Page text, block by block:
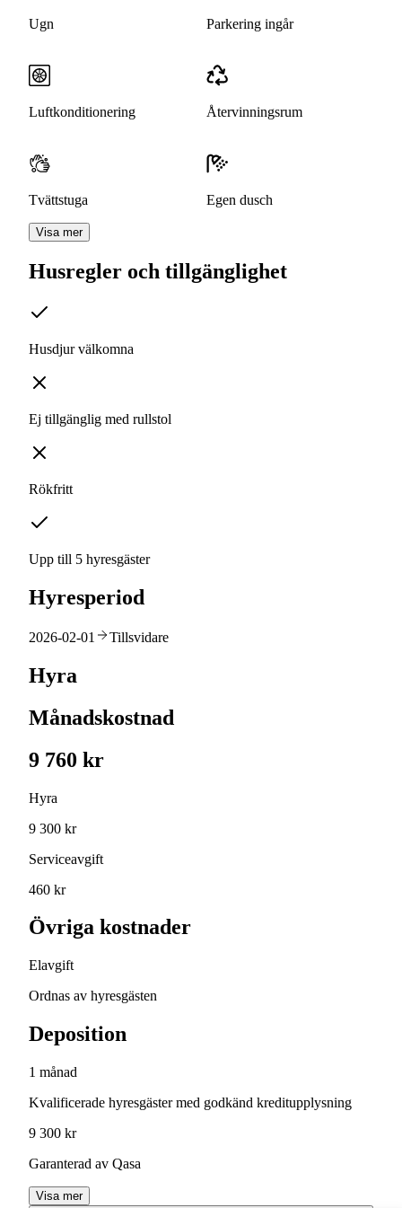
Ugn Parkering ingår
Luftkonditionering Återvinningsrum
Tvättstuga Egen dusch
Visa mer
Husregler och tillgänglighet
Husdjur välkomna
Ej tillgänglig med rullstol
Rökfritt
Upp till 5 hyresgäster
Hyresperiod
2026-02-01 Tillsvidare
Hyra
Månadskostnad
9 760 kr
Hyra
9 300 kr
Serviceavgift
460 kr
Övriga kostnader
Elavgift
Ordnas av hyresgästen
Deposition
1 månad
Kvalificerade hyresgäster med godkänd kreditupplysning
9 300 kr
Garanterad av Qasa
Visa mer